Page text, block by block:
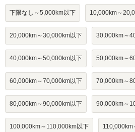
下限なし～5,000km以下 10,000km～
20,000km～30,000km以下 30,000km～
40,000km～50,000km以下 50,000km～
60,000km～70,000km以下 70,000km～
80,000km～90,000km以下 90,000km～
100,000km～110,000km以下